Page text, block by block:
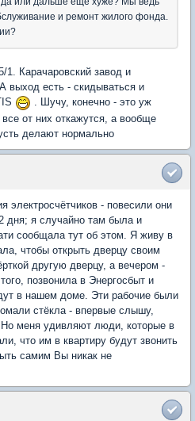
и ремонт жилого фонда.
1. Карачаровский завод и
выход есть - скидываться и
. Шучу, конечно - это уж
от них откажутся, а вообще
делают нормально
электросчётчиков - повесили они
дня; я случайно там была и
сообщала тут об этом. Я живу в
чтобы открыть дверцу своим
другую дверцу, а вечером -
позвонила в Энергосбыт и
в нашем доме. Эти рабочие были
стёкла - впервые слышу,
меня удивляют люди, которые в
что им в квартиру будут звонить
самим Вы никак не